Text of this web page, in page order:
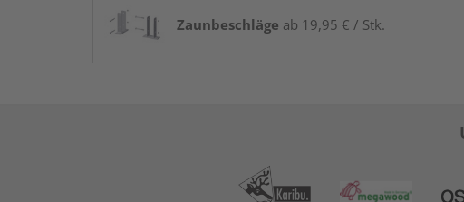
Zaunbeschläge ab 19,95 € / Stk.